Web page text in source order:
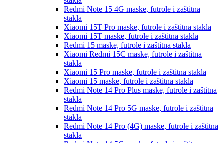
Redmi Note 15 4G maske, futrole i zaštitna
stakla
Xiaomi 15T Pro maske, futrole i zaštitna stakla
Xiaomi 15T maske, futrole i zaštitna stakla
Redmi 15 maske, futrole i zaštitna stakla
Xiaomi Redmi 15C maske, futrole i zaštitna
stakla
Xiaomi 15 Pro maske, futrole i zaštitna stakla
Xiaomi 15 maske, futrole i zaštitna stakla
Redmi Note 14 Pro Plus maske, futrole i zaštitna
stakla
Redmi Note 14 Pro 5G maske, futrole i zaštitna
stakla
Redmi Note 14 Pro (4G) maske, futrole i zaštitna
stakla